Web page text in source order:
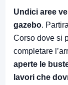
Undici aree
gazebo.
Corso dove si
completare
aperte le
lavori che